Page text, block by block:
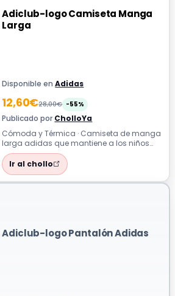
Adiclub-logo Camiseta Manga
Larga
Disponible enAdidas
12,60€28,00€ -55%
Publicado por CholloYa
Cómoda y Térmica · Camiseta de manga
larga adidas que mantiene a los niños
cómodos y abrigados en el día a día.
Ir al chollo
Adiclub-logo Pantalón Adidas